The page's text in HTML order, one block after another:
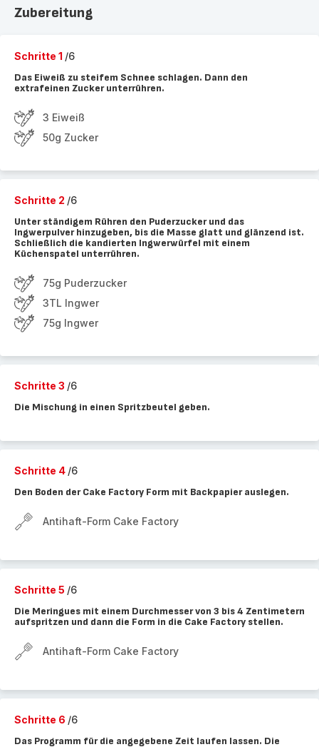
Zubereitung
Schritte 1 /6
Das Eiweiß zu steifem Schnee schlagen. Dann den
extrafeinen Zucker unterrühren.
3 Eiweiß
50g Zucker
Schritte 2 /6
Unter ständigem Rühren den Puderzucker und das
Ingwerpulver hinzugeben, bis die Masse glatt und glänzend ist.
Schließlich die kandierten Ingwerwürfel mit einem
Küchenspatel unterrühren.
75g Puderzucker
3TL Ingwer
75g Ingwer
Schritte 3 /6
Die Mischung in einen Spritzbeutel geben.
Schritte 4 /6
Den Boden der Cake Factory Form mit Backpapier auslegen.
Antihaft-Form Cake Factory
Schritte 5 /6
Die Meringues mit einem Durchmesser von 3 bis 4 Zentimetern
aufspritzen und dann die Form in die Cake Factory stellen.
Antihaft-Form Cake Factory
Schritte 6 /6
Das Programm für die angegebene Zeit laufen lassen. Die